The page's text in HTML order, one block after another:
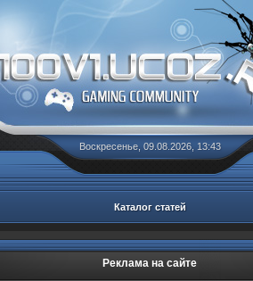
Воскресенье, 09.08.2026, 13:43
Каталог статей
Реклама на сайте